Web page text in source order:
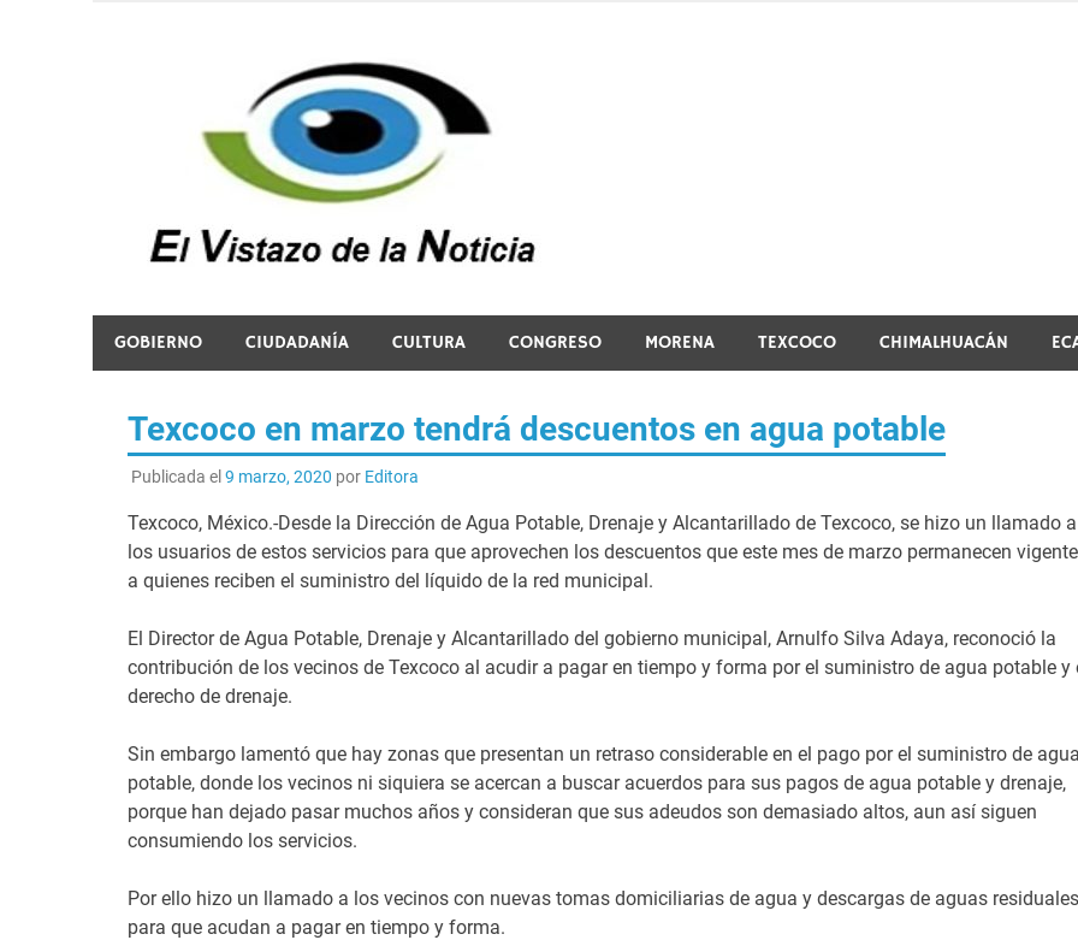
GOBIERNO CIUDADANÍA CULTURA CONGRESO MORENA TEXCOCO CHIMALHUACÁN
Texcoco en marzo tendrá descuentos en agua potable
Publicada el9 marzo, 2020 por Editora
Texcoco, México.-Desde la Dirección de Agua Potable, Drenaje y Alcantarillado de Texcoco, se hizo un llamado a
los usuarios de estos servicios para que aprovechen los descuentos que este mes de marzo permanecen
a quienes reciben el suministro del líquido de la red municipal.
El Director de Agua Potable, Drenaje y Alcantarillado del gobierno municipal, Arnulfo Silva Adaya, reconoció la
contribución de los vecinos de Texcoco al acudir a pagar en tiempo y forma por el suministro de agua potable y
derecho de drenaje.
Sin embargo lamentó que hay zonas que presentan un retraso considerable en el pago por el suministro de agua
potable, donde los vecinos ni siquiera se acercan a buscar acuerdos para sus pagos de agua potable y drenaje,
porque han dejado pasar muchos años y consideran que sus adeudos son demasiado altos, aun así siguen
consumiendo los servicios.
Por ello hizo un llamado a los vecinos con nuevas tomas domiciliarias de agua y descargas de aguas
para que acudan a pagar en tiempo y forma.